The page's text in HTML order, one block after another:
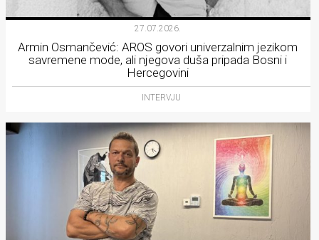
27.07.2026.
Armin Osmančević: AROS govori univerzalnim jezikom
savremene mode, ali njegova duša pripada Bosni i
Hercegovini
INTERVJU